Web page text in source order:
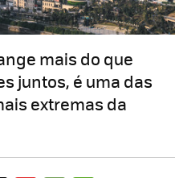
mais do que
juntos, é uma das
extremas da